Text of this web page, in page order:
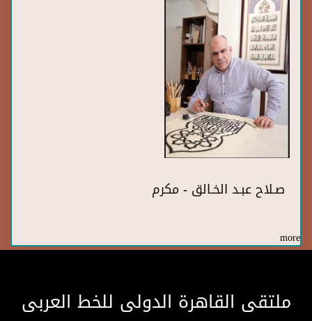
صـلاح عبـد الخـالق - مكرم
more
ملتقى القاهرة الدولى للخط العربى